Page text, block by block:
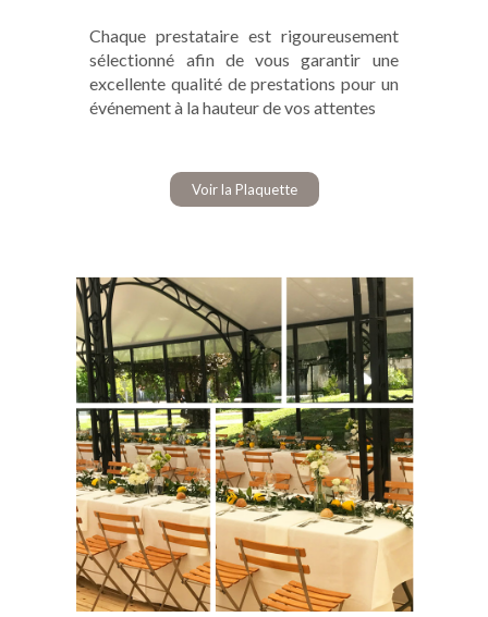
Chaque prestataire est rigoureusement
sélectionné afin de vous garantir une
excellente qualité de prestations pour un
événement à la hauteur de vos attentes
Voir la Plaquette